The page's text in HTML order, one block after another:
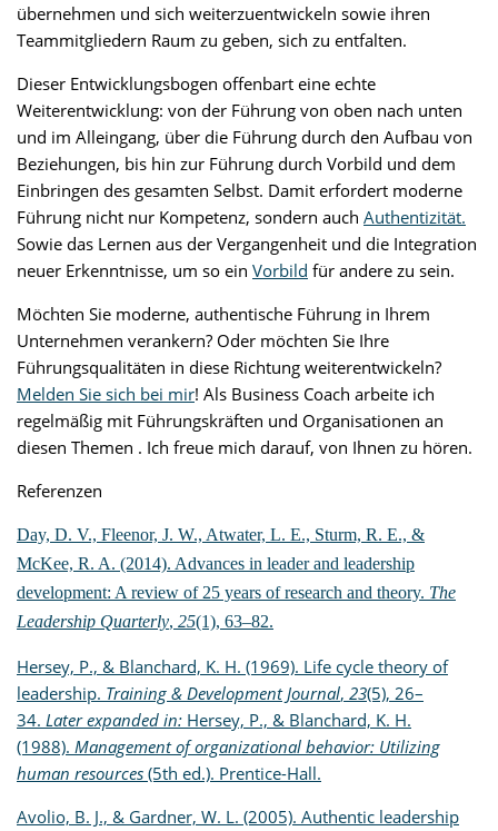
übernehmen und sich weiterzuentwickeln sowie ihren
Teammitgliedern Raum zu geben, sich zu entfalten.
Dieser Entwicklungsbogen offenbart eine echte
Weiterentwicklung: von der Führung von oben nach unten
und im Alleingang, über die Führung durch den Aufbau von
Beziehungen, bis hin zur Führung durch Vorbild und dem
Einbringen des gesamten Selbst. Damit erfordert moderne
Führung nicht nur Kompetenz, sondern auch Authentizität.
Sowie das Lernen aus der Vergangenheit und die Integration
neuer Erkenntnisse, um so ein Vorbild für andere zu sein.
Möchten Sie moderne, authentische Führung in Ihrem
Unternehmen verankern? Oder möchten Sie Ihre
Führungsqualitäten in diese Richtung weiterentwickeln?
Melden Sie sich bei mir! Als Business Coach arbeite ich
regelmäßig mit Führungskräften und Organisationen an
diesen Themen . Ich freue mich darauf, von Ihnen zu hören.
Referenzen
Day, D. V., Fleenor, J. W., Atwater, L. E., Sturm, R. E., &
McKee, R. A. (2014). Advances in leader and leadership
development: A review of 25 years of research and theory. The
Leadership Quarterly, 25(1), 63–82.
Hersey, P., & Blanchard, K. H. (1969). Life cycle theory of
leadership. Training & Development Journal, 23(5), 26–
34. Later expanded in: Hersey, P., & Blanchard, K. H.
(1988). Management of organizational behavior: Utilizing
human resources (5th ed.). Prentice-Hall.
Avolio, B. J., & Gardner, W. L. (2005). Authentic leadership